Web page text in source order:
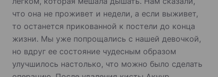
что она не проживет и недели, а если выживет,
то останется прикованной к постели до конца
жизни. Мы уже попрощались с нашей девочкой,
но вдруг ее состояние чудесным образом
улучшилось настолько, что можно было сделать